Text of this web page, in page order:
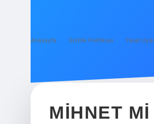
Anasayfa Gizlilik Politikası Yasal
MIHNET